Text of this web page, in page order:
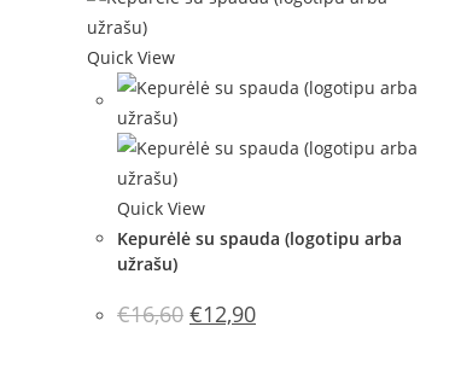
Quick View
Quick View
Kepurėlė su spauda (logotipu arba
užrašu)
€16,60 Original
price
€12,90Current
price